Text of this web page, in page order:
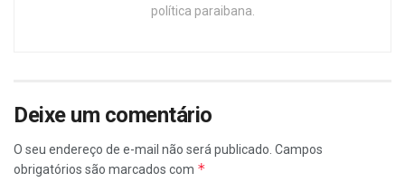
política paraibana.
Deixe um comentário
O seu endereço de e-mail não será publicado. Campos
obrigatórios são marcados com *